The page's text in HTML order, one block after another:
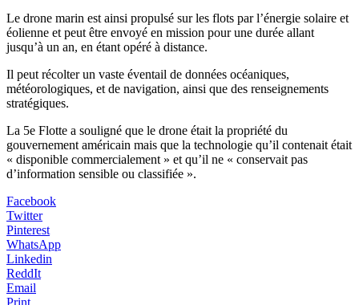
Le drone marin est ainsi propulsé sur les flots par l’énergie solaire et
éolienne et peut être envoyé en mission pour une durée allant
jusqu’à un an, en étant opéré à distance.
Il peut récolter un vaste éventail de données océaniques,
météorologiques, et de navigation, ainsi que des renseignements
stratégiques.
La 5e Flotte a souligné que le drone était la propriété du
gouvernement américain mais que la technologie qu’il contenait était
« disponible commercialement » et qu’il ne « conservait pas
d’information sensible ou classifiée ».
Facebook
Twitter
Pinterest
WhatsApp
Linkedin
ReddIt
Email
Print